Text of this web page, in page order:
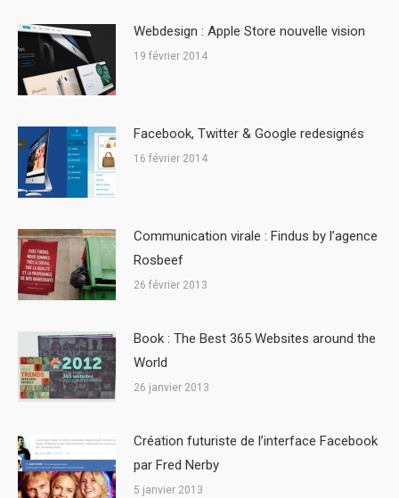
Webdesign : Apple Store nouvelle vision
19 février 2014
Facebook, Twitter & Google redesignés
16 février 2014
Communication virale : Findus by l’agence
Rosbeef
26 février 2013
Book : The Best 365 Websites around the
World
26 janvier 2013
Création futuriste de l’interface Facebook
par Fred Nerby
5 janvier 2013